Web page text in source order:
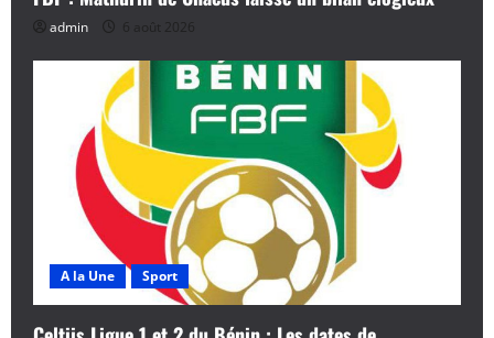
admin 6 août 2026
A la Une Sport